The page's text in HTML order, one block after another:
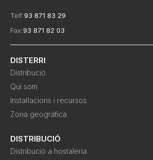
Telf:93 871 83 29
Fax:93 871 82 03
DISTERRI
Distribució
Qui som
Instal·lacions i recursos
Zona geogràfica
DISTRIBUCIÓ
Distribució a hostaleria